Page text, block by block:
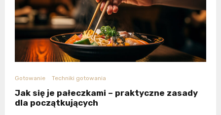
Gotowanie Techniki gotowania
Jak się je pałeczkami – praktyczne zasady
dla początkujących